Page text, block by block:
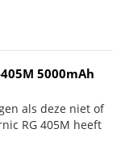
5000mAh
als deze niet of
RG 405M heeft